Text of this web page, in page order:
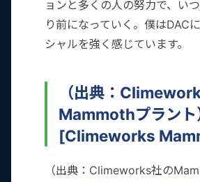
ョンと多くの人の努力で、い
り前になっていく。僕はDAC
シャルを強く感じています。
（出典：
Mammothプラント
[Climeworks
（出典：Climeworks社の